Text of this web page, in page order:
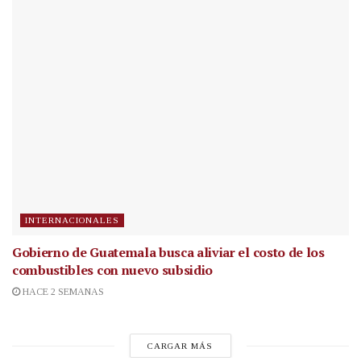
INTERNACIONALES
Gobierno de Guatemala busca aliviar el costo de los
combustibles con nuevo subsidio
HACE 2 SEMANAS
CARGAR MÁS